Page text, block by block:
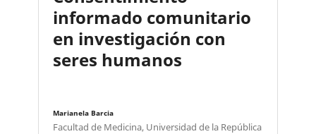
informado comunitario
en investigación con
seres humanos
Marianela Barcia
Facultad de Medicina, Universidad de la República